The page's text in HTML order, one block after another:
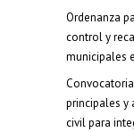
Ordenanza
control y
municipales
principales y
civil para